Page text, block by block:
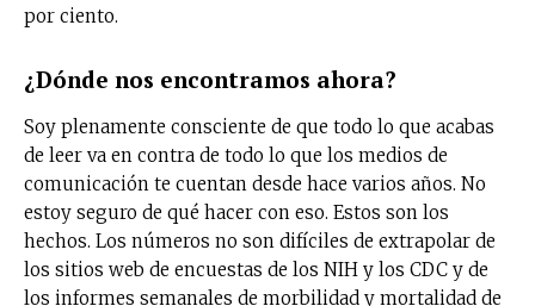
por ciento.
¿Dónde nos encontramos ahora?
Soy plenamente consciente de que todo lo que acabas
de leer va en contra de todo lo que los medios de
comunicación te cuentan desde hace varios años. No
estoy seguro de qué hacer con eso. Estos son los
hechos. Los números no son difíciles de extrapolar de
los sitios web de encuestas de los NIH y los CDC y de
los informes semanales de morbilidad y mortalidad de